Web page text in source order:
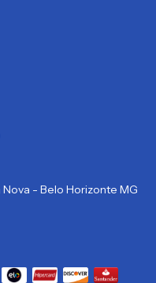
Nova - Belo Horizonte MG